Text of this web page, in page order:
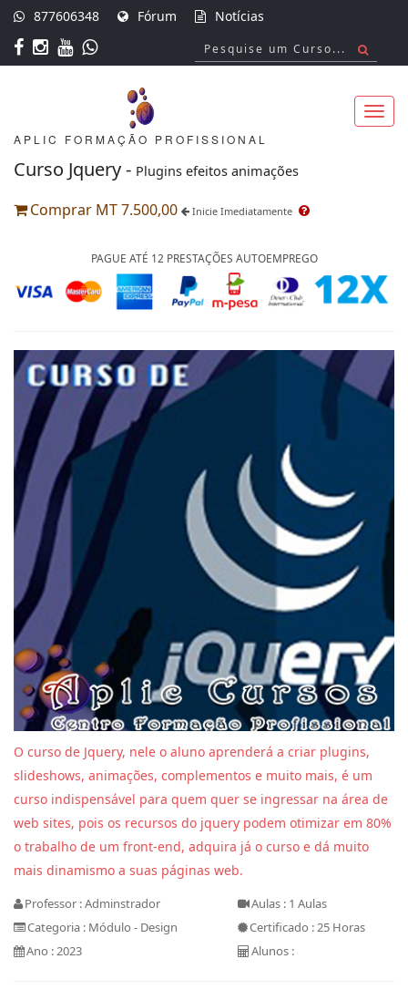
877606348 Fórum Notícias
APLIC FORMAÇÃO PROFISSIONAL
Curso Jquery - Plugins efeitos animações
Comprar MT 7.500,00 Inicie Imediatamente
PAGUE ATÉ 12 PRESTAÇÕES AUTOEMPREGO
O curso de Jquery, nele o aluno aprenderá a criar plugins,
slideshows, animações, complementos e muito mais, é um
curso indispensável para quem quer se ingressar na área de
web sites, pois os recursos do jquery podem otimizar em 80%
o trabalho de um front-end, adquira já o curso e dá muito
mais dinamismo a suas páginas web.
Professor : Adminstrador
Aulas : 1 Aulas
Categoria : Módulo - Design
Certificado : 25 Horas
Ano : 2023
Alunos :